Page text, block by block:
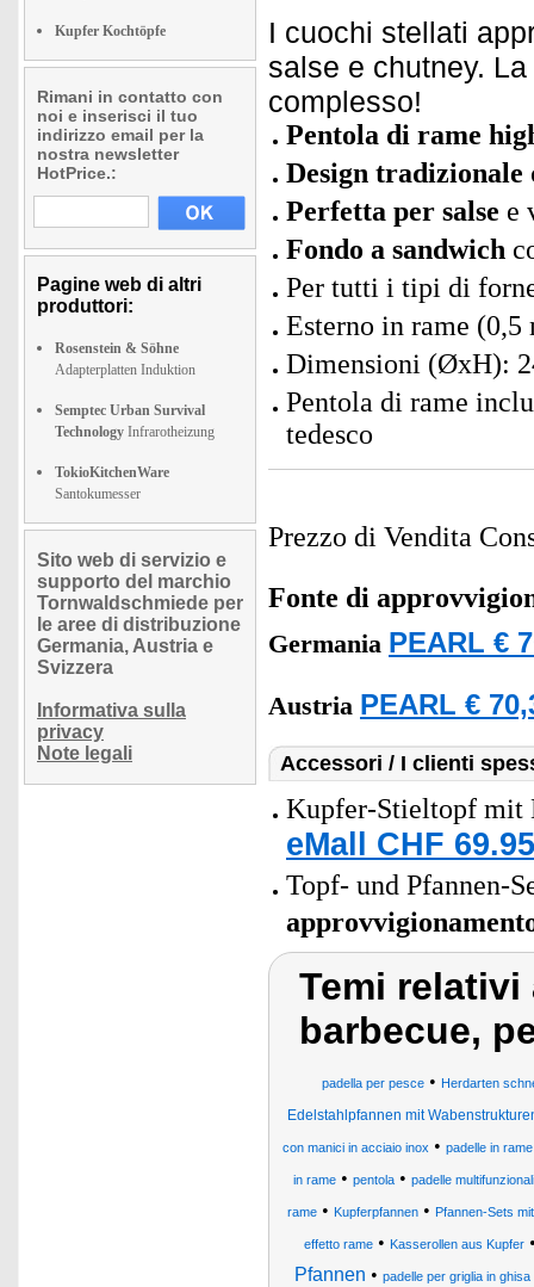
Kupfer Kochtöpfe
Rimani in contatto con
noi e inserisci il tuo
indirizzo email per la
nostra newsletter
HotPrice.:
Pagine web di altri
produttori:
Rosenstein & Söhne
Adapterplatten Induktion
Semptec Urban Survival
Technology Infrarotheizung
TokioKitchenWare
Santokumesser
Sito web di servizio e
supporto del marchio
Tornwaldschmiede per
le aree di distribuzione
Germania, Austria e
Svizzera
Informativa sulla
privacy
Note legali
I cuochi stellati
salse e chutney.
complesso!
Pentola di rame
Design tradizionale
Perfetta per salse e
Fondo a sandwich
Per tutti i tipi di
Esterno in rame
Dimensioni (ØxH):
Pentola di rame
tedesco
Prezzo di Vendita
Fonte di
Germania PEARL €
Austria PEARL €
Accessori / I clienti
Kupfer-Stieltopf mit
eMall CHF
Topf- und Pfannen-
Temi
barbecue,
padella per pesce • Herdarten
Edelstahlpfannen mit
con manici in acciaio inox • padelle in
in rame • pentola • padelle
rame • Kupferpfannen • Pfannen-Sets
effetto rame • Kasserollen aus Kupfer
Pfannen • padelle per griglia in ghisa